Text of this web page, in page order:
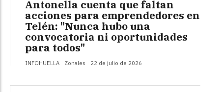
Antonella cuenta que faltan
acciones para emprendedores en
Telén: "Nunca hubo una
convocatoria ni oportunidades
para todos"
INFOHUELLA Zonales 22 de julio de 2026